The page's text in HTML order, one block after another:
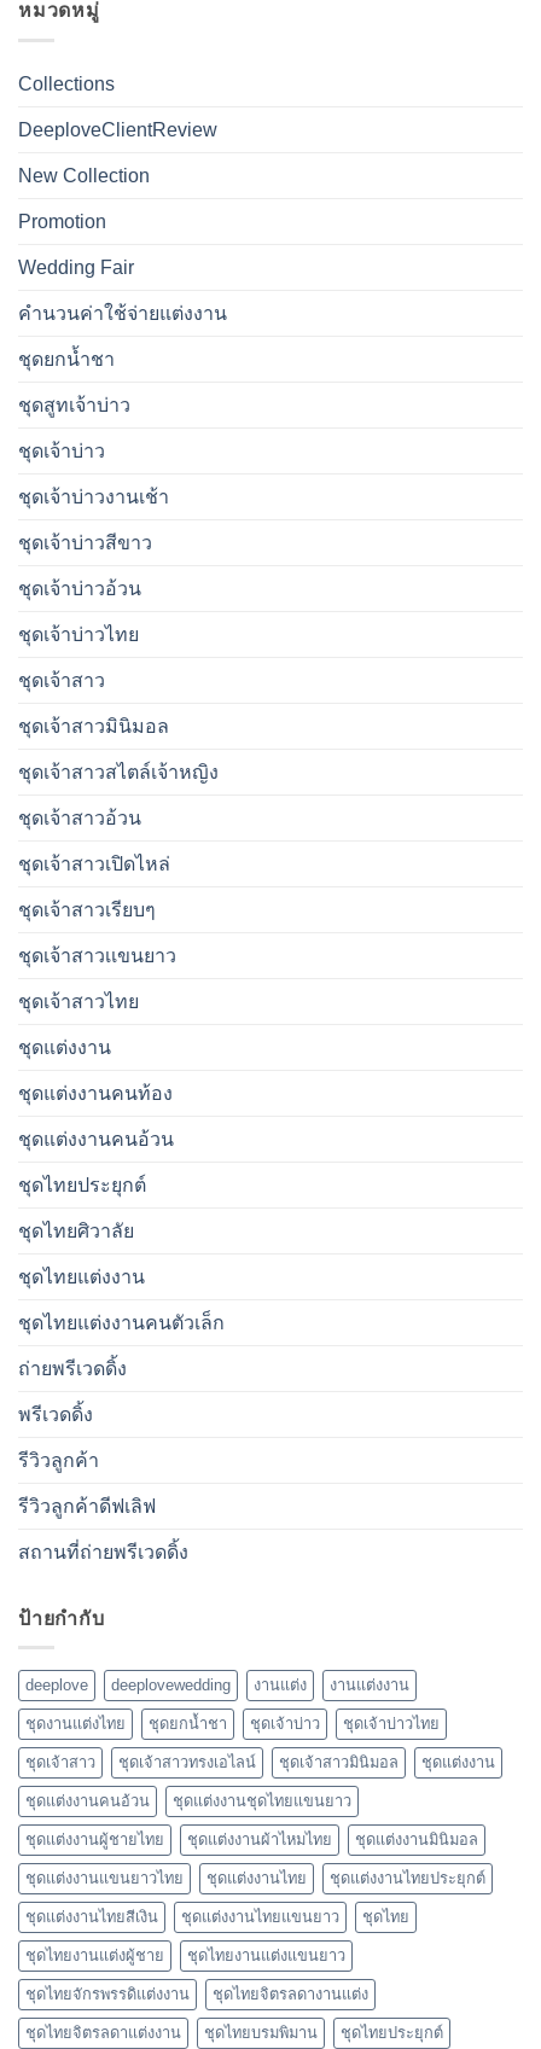
หมวดหมู่
Collections
DeeploveClientReview
New Collection
Promotion
Wedding Fair
คำนวนค่าใช้จ่ายแต่งงาน
ชุดยกน้ำชา
ชุดสูทเจ้าบ่าว
ชุดเจ้าบ่าว
ชุดเจ้าบ่าวงานเช้า
ชุดเจ้าบ่าวสีขาว
ชุดเจ้าบ่าวอ้วน
ชุดเจ้าบ่าวไทย
ชุดเจ้าสาว
ชุดเจ้าสาวมินิมอล
ชุดเจ้าสาวสไตล์เจ้าหญิง
ชุดเจ้าสาวอ้วน
ชุดเจ้าสาวเปิดไหล่
ชุดเจ้าสาวเรียบๆ
ชุดเจ้าสาวเเขนยาว
ชุดเจ้าสาวไทย
ชุดแต่งงาน
ชุดแต่งงานคนท้อง
ชุดแต่งงานคนอ้วน
ชุดไทยประยุกต์
ชุดไทยศิวาลัย
ชุดไทยแต่งงาน
ชุดไทยแต่งงานคนตัวเล็ก
ถ่ายพรีเวดดิ้ง
พรีเวดดิ้ง
รีวิวลูกค้า
รีวิวลูกค้าดีฟเลิฟ
สถานที่ถ่ายพรีเวดดิ้ง
ป้ายกำกับ
deeplove deeplovewedding งานแต่ง งานแต่งงาน
ชุดงานแต่งไทย ชุดยกน้ำชา ชุดเจ้าบ่าว ชุดเจ้าบ่าวไทย
ชุดเจ้าสาว ชุดเจ้าสาวทรงเอไลน์ ชุดเจ้าสาวมินิมอล ชุดแต่งงาน
ชุดแต่งงานคนอ้วน ชุดแต่งงานชุดไทยแขนยาว
ชุดแต่งงานผู้ชายไทย ชุดแต่งงานผ้าไหมไทย ชุดแต่งงานมินิมอล
ชุดแต่งงานแขนยาวไทย ชุดแต่งงานไทย ชุดแต่งงานไทยประยุกต์
ชุดแต่งงานไทยสีเงิน ชุดแต่งงานไทยแขนยาว ชุดไทย
ชุดไทยงานแต่งผู้ชาย ชุดไทยงานแต่งแขนยาว
ชุดไทยจักรพรรดิแต่งงาน ชุดไทยจิตรลดางานแต่ง
ชุดไทยจิตรลดาแต่งงาน ชุดไทยบรมพิมาน ชุดไทยประยุกต์